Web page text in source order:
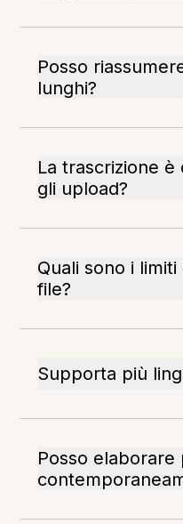
Posso
lunghi?
La trascrizione
gli upload?
Quali sono i
file?
Supporta più
Posso elaborare